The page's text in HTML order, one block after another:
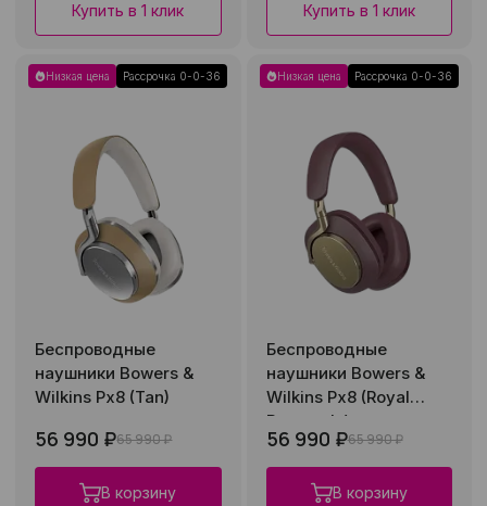
Купить в 1 клик Купить в 1 клик
Низкая цена Рассрочка 0-0-36
Беспроводные
наушники Bowers &
Wilkins Px8 (Tan)
56 990 ₽65 990 ₽
В корзину
Низкая цена Рассрочка 0-0-36
Беспроводные
наушники Bowers &
Wilkins Px8 (Royal
Burgundy)
56 990 ₽65 990 ₽
В корзину